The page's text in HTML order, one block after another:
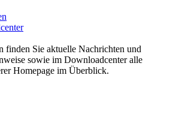
finden Sie aktuelle Nachrichten und
sowie im Downloadcenter alle
Homepage im Überblick.